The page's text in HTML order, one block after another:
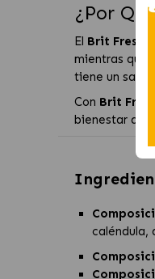
¿Por
El Brit Fresh
mientras que
tiene un
Con Brit
bienestar a
caléndula,